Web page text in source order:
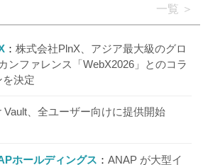
一覧
株式会社PlnX、アジア最大級のグロ
ンファレンス「WebX2026」とのコラ
を決定
Vault、全ユーザー向けに提供開始
ホールディングス
ANAP が大型イ